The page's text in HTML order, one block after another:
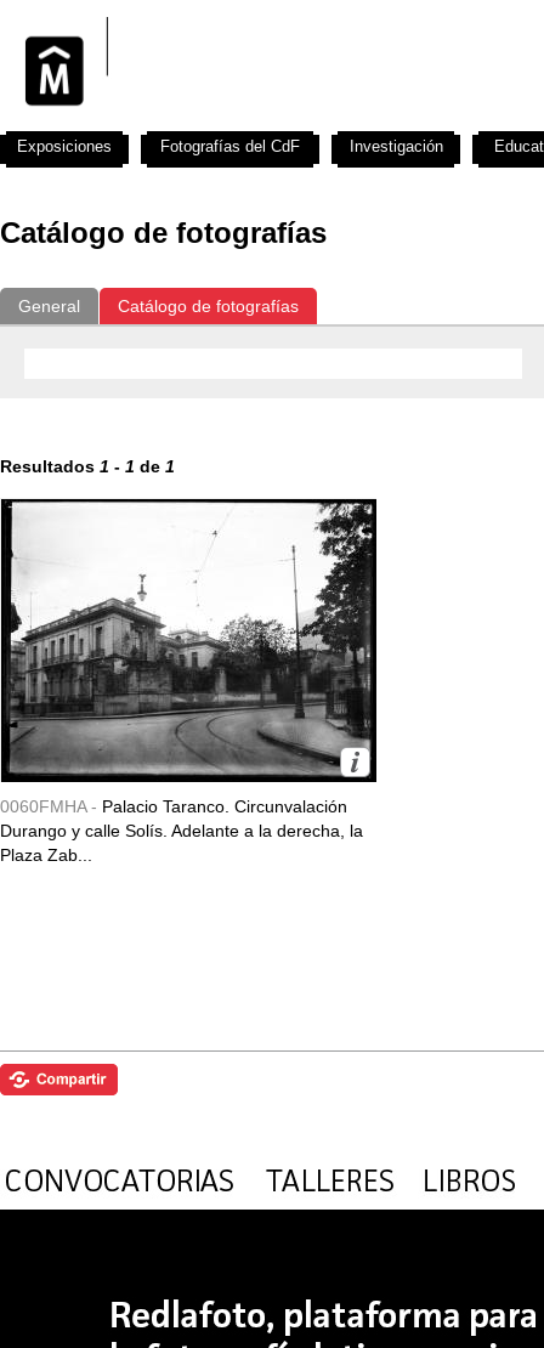
Catálogo de fotografías
General Catálogo de fotografías
Resultados 1 - 1 de 1
0060FMHA - Palacio Taranco. Circunvalación
Durango y calle Solís. Adelante a la derecha, la
Plaza Zab...
Exposiciones Fotografías del CdF Investigación